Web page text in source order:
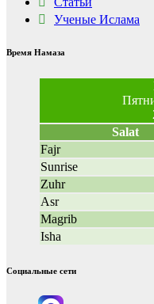
Ученые Ислама
Время Намаза
Salat
Fajr
Sunrise
Zuhr
Asr
Magrib
Isha
Социальные сети